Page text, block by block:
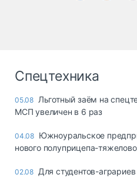
Спецтехника
05.08 Льготный заём на
МСП увеличен в 6 раз
04.08 Южноуральское
нового полуприцепа-
02.08 Для студентов-